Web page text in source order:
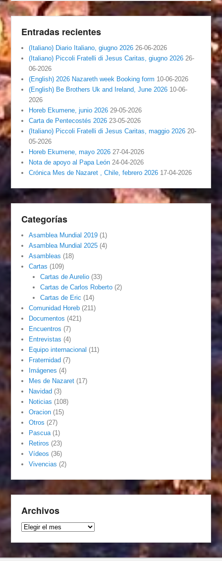
Entradas recientes
(Italiano) Diario Italiano, giugno 2026 26-06-2026
(Italiano) Piccoli Fratelli di Jesus Caritas, giugno 2026 26-
06-2026
(English) 2026 Nazareth week Booking form 10-06-2026
(English) Be Brothers Uk and Ireland, June 2026 10-06-
2026
Horeb Ekumene, junio 2026 29-05-2026
Carta de Pentecostés 2026 23-05-2026
(Italiano) Piccoli Fratelli di Jesus Caritas, maggio 2026 20-
05-2026
Horeb Ekumene, mayo 2026 27-04-2026
Nota de apoyo al Papa León 24-04-2026
Crónica Mes de Nazaret , Chile, febrero 2026 17-04-2026
Categorías
Asamblea Mundial 2019 (1)
Asamblea Mundial 2025 (4)
Asambleas (18)
Cartas (109)
Cartas de Aurelio(33)
Cartas de Carlos Roberto(2)
Cartas de Eric (14)
Comunidad Horeb (211)
Documentos (421)
Encuentros (7)
Entrevistas (4)
Equipo internacional (11)
Fraternidad (7)
Imágenes (4)
Mes de Nazaret (17)
Navidad (3)
Noticias (108)
Oracion (15)
Otros (27)
Pascua(1)
Retiros (23)
Vídeos (36)
Vivencias (2)
Archivos
Archivos